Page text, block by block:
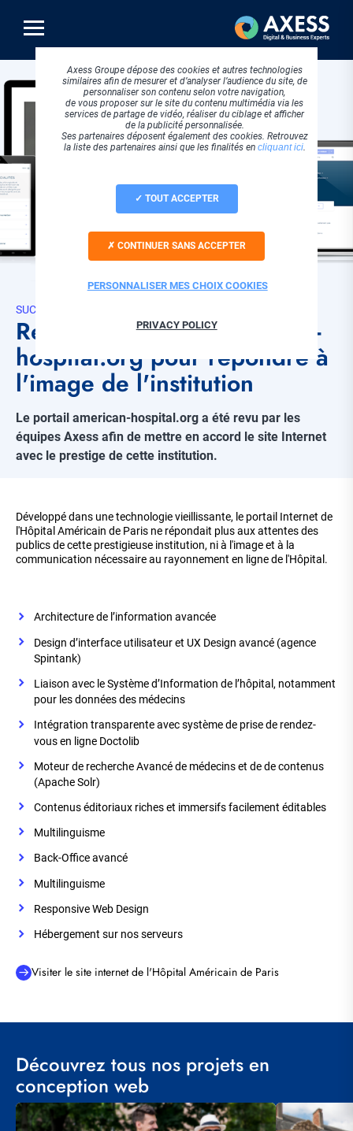
contenu
principal
SUCCESS STORIES
Refonte du portail american-
hospital.org pour répondre à
l'image de l'institution
Le portail american-hospital.org a été revu par les
équipes Axess afin de mettre en accord le site Internet
avec le prestige de cette institution.
de
la
page
Développé dans une technologie vieillissante, le portail Internet de
l'Hôpital Américain de Paris ne répondait plus aux attentes des
publics de cette prestigieuse institution, ni à l'image et à la
communication nécessaire au rayonnement en ligne de l'Hôpital.
Architecture de l’information avancée
Design d’interface utilisateur et UX Design avancé (agence
Spintank)
Liaison avec le Système d’Information de l’hôpital, notamment
pour les données des médecins
Intégration transparente avec système de prise de rendez-
vous en ligne Doctolib
Moteur de recherche Avancé de médecins et de de contenus
(Apache Solr)
Contenus éditoriaux riches et immersifs facilement éditables
Multilinguisme
Back-Office avancé
Multilinguisme
Responsive Web Design
Hébergement sur nos serveurs
Visiter le site internet de l'Hôpital Américain de Paris
Découvrez tous nos projets en
conception web
Visuel
principal
Visuel
principal
Axess Groupe dépose des cookies et autres technologies
similaires afin de mesurer et d’analyser l’audience du site, de
personnaliser son contenu selon votre navigation,
de vous proposer sur le site du contenu multimédia via les
services de partage de vidéo, réaliser du ciblage et afficher
de la publicité personnalisée.
Ses partenaires déposent également des cookies. Retrouvez
la liste des partenaires ainsi que les finalités en cliquant ici.
TOUT ACCEPTER
CONTINUER SANS ACCEPTER
PERSONNALISER MES CHOIX COOKIES
PRIVACY POLICY